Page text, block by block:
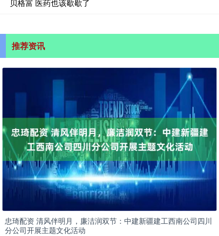
贝格富 医药也该歇歇了
推荐资讯
忠琦配资 清风伴明月，廉洁润双节：中建新疆建工西南公司四川
分公司开展主题文化活动